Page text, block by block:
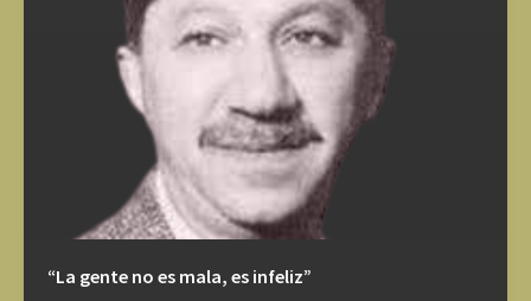
“La gente no es mala, es infeliz”